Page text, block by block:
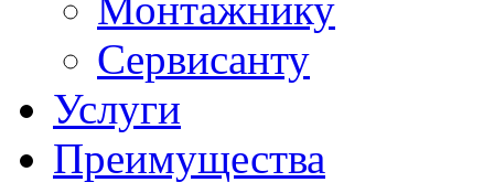
Сервисанту
Услуги
Преимущества